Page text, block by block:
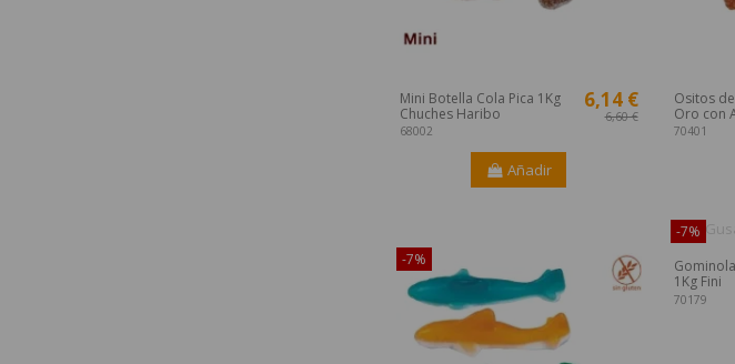
Mini Botella Cola Pica 1Kg
Chuches Haribo
68002
6,14 €
6,60 €
Añadir
Ositos
Oro con
70401
-7%
-7%
1Kg Fini
70179